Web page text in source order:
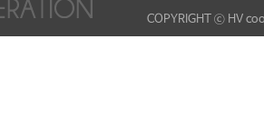
COPYRIGHT ⓒ HV